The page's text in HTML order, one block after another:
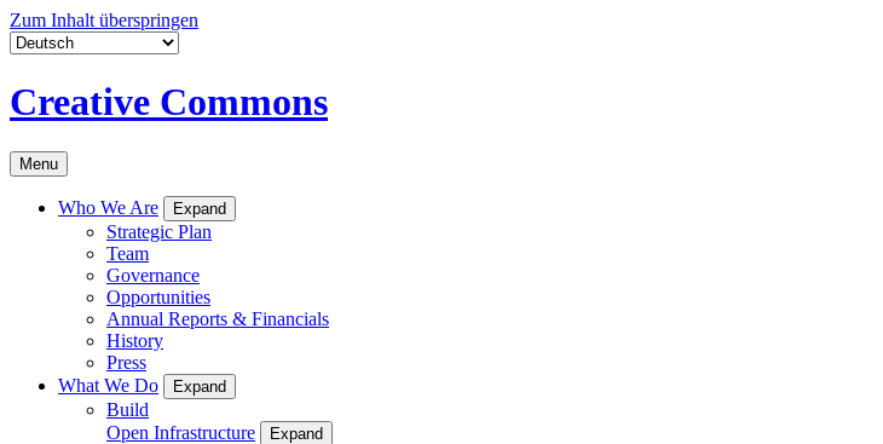
Zum Inhalt überspringen
Creative Commons
Menu
Who We Are Expand
Strategic Plan
Team
Governance
Opportunities
Annual Reports & Financials
History
Press
What We Do
Expand
Build
Open Infrastructure
Expand